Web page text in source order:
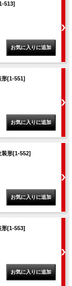
513]
形[1-551]
装形[1-552]
形[1-553]